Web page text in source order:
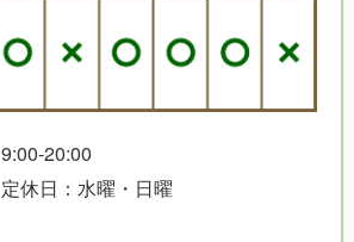
9:00-20:00
定休日：水曜・日曜